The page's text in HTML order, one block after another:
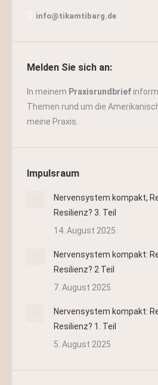
info@tikamtibarg.de
Melden Sie sich an:
In meinem Praxisrundbrief
Themen rund um die
meine Praxis.
Impulsraum
Nervensystem kompakt,
Resilienz? 3. Teil
14. August 2025
Nervensystem kompakt:
Resilienz? 2 Teil
7. August 2025
Nervensystem kompakt:
Resilienz? 1. Teil
5. August 2025